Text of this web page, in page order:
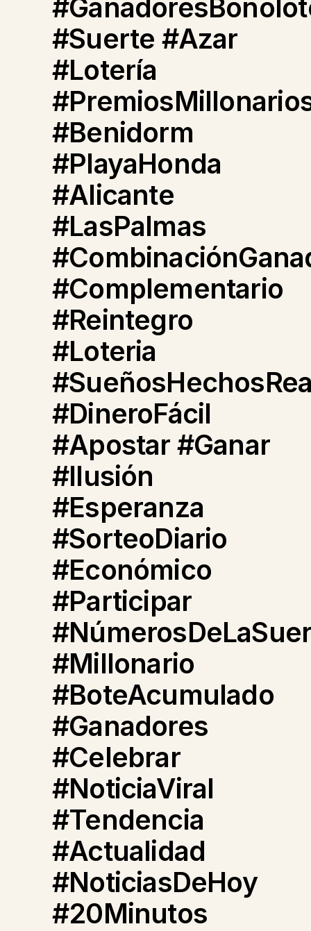
#Suerte #Azar
#Lotería
#Benidorm
#PlayaHonda
#Alicante
#LasPalmas
#Complementario
#Reintegro
#Loteria
#DineroFácil
#Apostar #Ganar
#Ilusión
#Esperanza
#SorteoDiario
#Económico
#Participar
#Millonario
#BoteAcumulado
#Ganadores
#Celebrar
#NoticiaViral
#Tendencia
#Actualidad
#NoticiasDeHoy
#20Minutos